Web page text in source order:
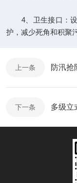
4、卫生接口：设
护，减少死角和积聚
上一条 防汛抢
下一条 多级立